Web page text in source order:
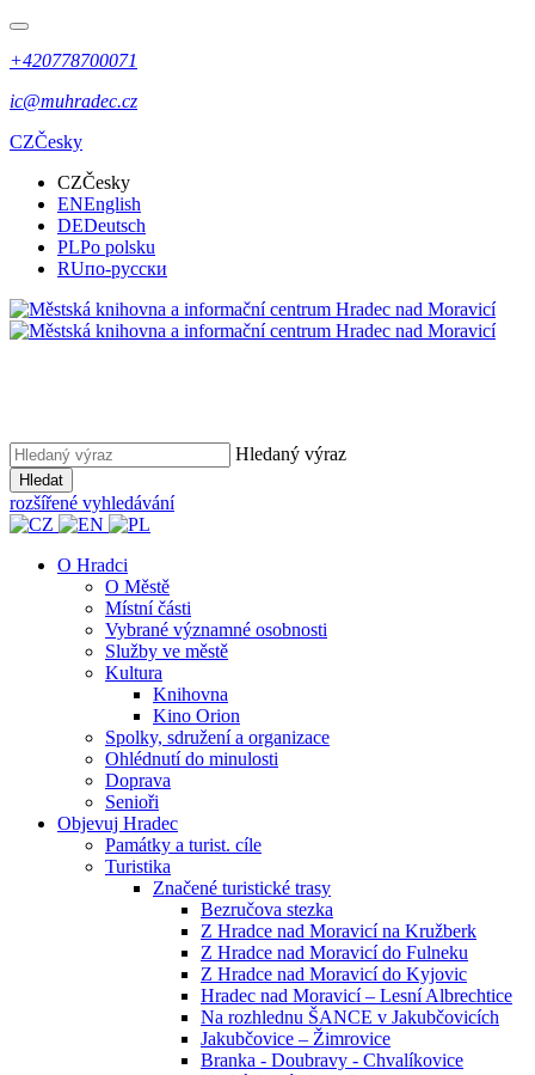
+420778700071
ic@muhradec.cz
CZČesky
CZČesky
ENEnglish
DEDeutsch
PLPo polsku
RUпо-русски
Hledaný výraz
Hledat
rozšířené vyhledávání
O Hradci
O Městě
Místní části
Vybrané významné osobnosti
Služby ve městě
Kultura
Knihovna
Kino Orion
Spolky, sdružení a organizace
Ohlédnutí do minulosti
Doprava
Senioři
Objevuj Hradec
Památky a turist. cíle
Turistika
Značené turistické trasy
Bezručova stezka
Z Hradce nad Moravicí na Kružberk
Z Hradce nad Moravicí do Fulneku
Z Hradce nad Moravicí do Kyjovic
Hradec nad Moravicí – Lesní Albrechtice
Na rozhlednu ŠANCE v Jakubčovicích
Jakubčovice – Žimrovice
Branka - Doubravy - Chvalíkovice